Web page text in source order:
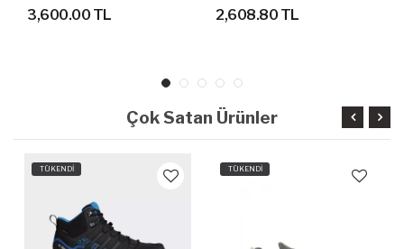
AYAKKABI
3,600.00 TL
TERLİK SANDALET
2,608.80 TL
Çok Satan Ürünler
TÜKENDİ TÜKENDİ